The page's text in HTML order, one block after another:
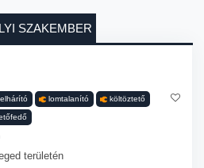
SZAKEMBER
lomtalanító költöztető
területén